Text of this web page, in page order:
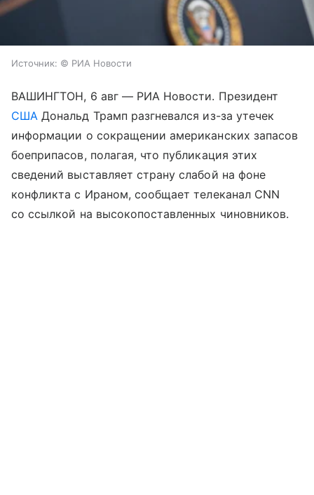
Источник: © РИА Новости
ВАШИНГТОН, 6 авг — РИА Новости. Президент
США Дональд Трамп разгневался из-за утечек
информации о сокращении американских запасов
боеприпасов, полагая, что публикация этих
сведений выставляет страну слабой на фоне
конфликта с Ираном, сообщает телеканал CNN
со ссылкой на высокопоставленных чиновников.